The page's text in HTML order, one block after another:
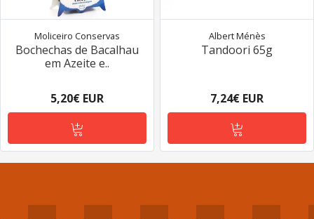
Moliceiro Conservas
Bochechas de Bacalhau
em Azeite e..
5,20€ EUR
Albert Ménès
Tandoori 65g
7,24€ EUR